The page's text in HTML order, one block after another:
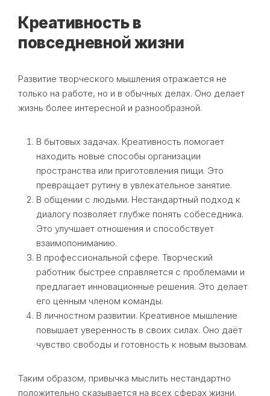
Креативность в
повседневной жизни
Развитие творческого мышления отражается не
только на работе, но и в обычных делах. Оно делает
жизнь более интересной и разнообразной.
В бытовых задачах. Креативность помогает
находить новые способы организации
пространства или приготовления пищи. Это
превращает рутину в увлекательное занятие.
В общении с людьми. Нестандартный подход к
диалогу позволяет глубже понять собеседника.
Это улучшает отношения и способствует
взаимопониманию.
В профессиональной сфере. Творческий
работник быстрее справляется с проблемами и
предлагает инновационные решения. Это делает
его ценным членом команды.
В личностном развитии. Креативное мышление
повышает уверенность в своих силах. Оно даёт
чувство свободы и готовность к новым вызовам.
Таким образом, привычка мыслить нестандартно
положительно сказывается на всех сферах жизни.